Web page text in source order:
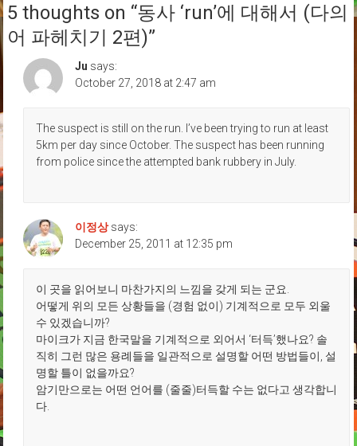
편:
영
어
는
영
어
에
서
체
험
5 thoughts on “동사 ‘run’에 대해서 (다의
어 파헤치기 2편)”
Ju says:
October 27, 2018 at 2:47 am
The suspect is still on the run. I’ve been trying to run at least
5km per day since October. The suspect has been running
from police since the attempted bank rubbery in July.
이정상 says:
December 25, 2011 at 12:35 pm
이 곳을 읽어보니 마찬가지의 느낌을 갖게 되는 군요.
어떻게 위의 모든 상황들을 (경험 없이) 기계적으로 모두 외울
수 있겠습니까?
마이크가 지금 한국말을 기계적으로 외어서 ‘터득’했나요? 솔
직히 그런 많은 용례들을 일관적으로 설명할 어떤 방법들이, 설
명할 틀이 없을까요?
암기만으로는 어떤 언어를 (줄줄)터득할 수는 없다고 생각합니
다.